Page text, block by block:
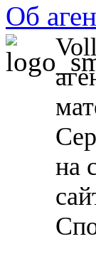
Об
на